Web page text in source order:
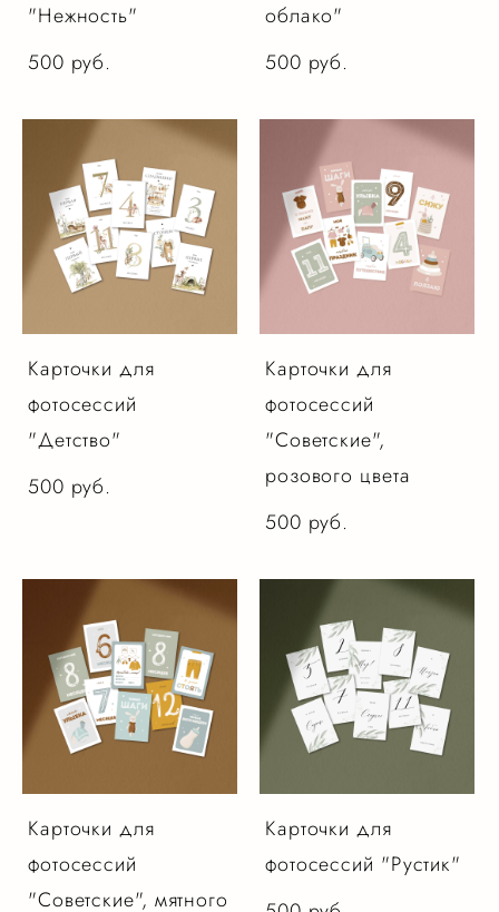
"Нежность"
500 pуб.
облако"
500 pуб.
Карточки для
фотосессий
"Детство"
500 pуб.
Карточки для
фотосессий
"Советские",
розового цвета
500 pуб.
Карточки для
фотосессий
"Советские", мятного
Карточки для
фотосессий "Рустик"